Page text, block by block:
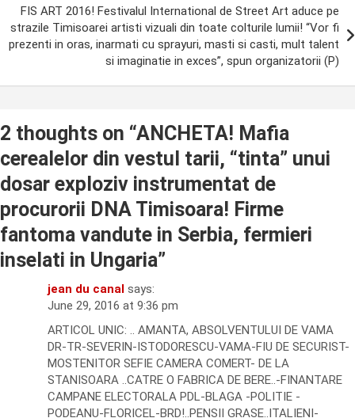
FIS ART 2016! Festivalul International de Street Art aduce pe
strazile Timisoarei artisti vizuali din toate colturile lumii! “Vor fi
prezenti in oras, inarmati cu sprayuri, masti si casti, mult talent
si imaginatie in exces”, spun organizatorii (P)
2 thoughts on “ANCHETA! Mafia
cerealelor din vestul tarii, “tinta” unui
dosar exploziv instrumentat de
procurorii DNA Timisoara! Firme
fantoma vandute in Serbia, fermieri
inselati in Ungaria”
jean du canal says:
June 29, 2016 at 9:36 pm
ARTICOL UNIC: .. AMANTA, ABSOLVENTULUI DE VAMA
DR-TR-SEVERIN-ISTODORESCU-VAMA-FIU DE SECURIST-
MOSTENITOR SEFIE CAMERA COMERT- DE LA
STANISOARA ..CATRE O FABRICA DE BERE..-FINANTARE
CAMPANE ELECTORALA PDL-BLAGA -POLITIE -
PODEANU-FLORICEL-BRD!..PENSII GRASE..ITALIENI-